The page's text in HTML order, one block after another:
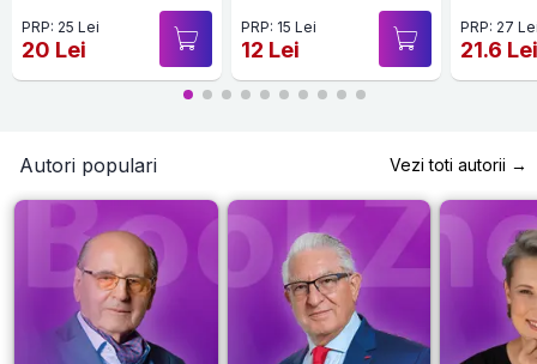
PRP: 25 Lei
20 Lei
PRP: 15 Lei
12 Lei
PRP: 27
21.6
Autori populari Vezi toti autorii →